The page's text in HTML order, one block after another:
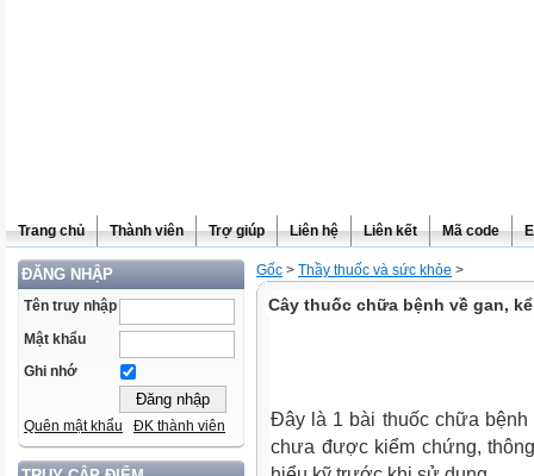
Trang chủ Thành viên Trợ giúp Liên hệ Liên kết Mã code
ĐĂNG NHẬP
Tên truy nhập
Mật khẩu
Ghi nhớ
Quên mật khẩu ĐK thành viên
Gốc > Thầy thuốc và sức khỏe >
Cây thuốc chữa bệnh về gan,
Đây là 1 bài thuốc chữa
chưa được kiểm chứng,